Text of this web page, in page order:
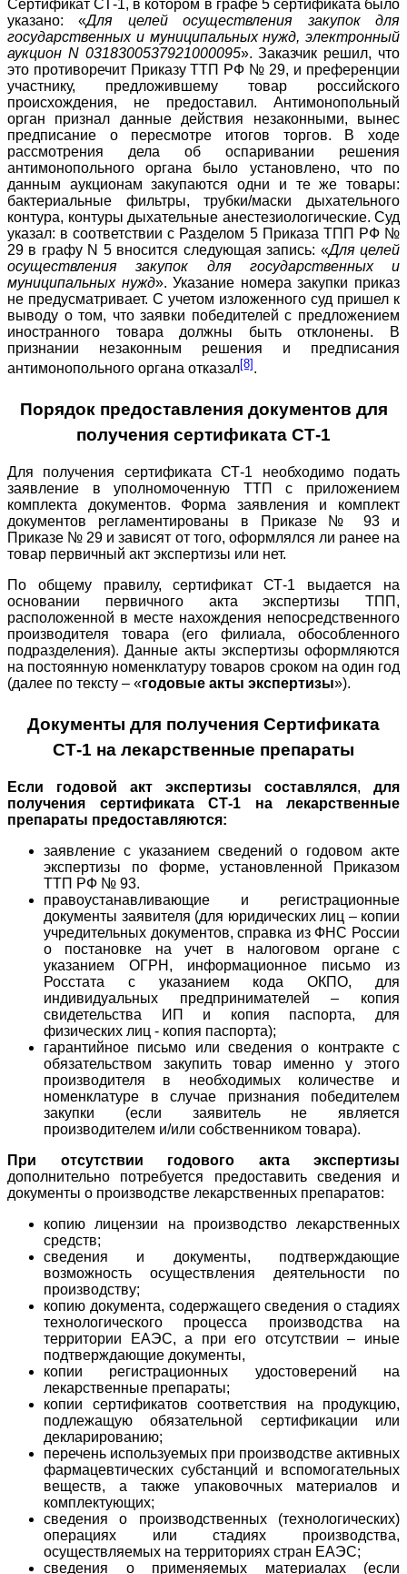
Сертификат СТ-1, в котором в графе 5 сертификата было
указано: «Для целей осуществления закупок для
государственных и муниципальных нужд, электронный
аукцион N 0318300537921000095». Заказчик решил, что
это противоречит Приказу ТТП РФ № 29, и преференции
участнику, предложившему товар российского
происхождения, не предоставил. Антимонопольный
орган признал данные действия незаконными, вынес
предписание о пересмотре итогов торгов. В ходе
рассмотрения дела об оспаривании решения
антимонопольного органа было установлено, что по
данным аукционам закупаются одни и те же товары:
бактериальные фильтры, трубки/маски дыхательного
контура, контуры дыхательные анестезиологические. Суд
указал: в соответствии с Разделом 5 Приказа ТПП РФ №
29 в графу N 5 вносится следующая запись: «Для целей
осуществления закупок для государственных и
муниципальных нужд». Указание номера закупки приказ
не предусматривает. С учетом изложенного суд пришел к
выводу о том, что заявки победителей с предложением
иностранного товара должны быть отклонены. В
признании незаконным решения и предписания
антимонопольного органа отказал[8].
Порядок предоставления документов для
получения сертификата СТ-1
Для получения сертификата СТ-1 необходимо подать
заявление в уполномоченную ТТП с приложением
комплекта документов. Форма заявления и комплект
документов регламентированы в Приказе № 93 и
Приказе № 29 и зависят от того, оформлялся ли ранее на
товар первичный акт экспертизы или нет.
По общему правилу, сертификат СТ-1 выдается на
основании первичного акта экспертизы ТПП,
расположенной в месте нахождения непосредственного
производителя товара (его филиала, обособленного
подразделения). Данные акты экспертизы оформляются
на постоянную номенклатуру товаров сроком на один год
(далее по тексту – «годовые акты экспертизы»).
Документы для получения Сертификата
СТ-1 на лекарственные препараты
Если годовой акт экспертизы составлялся, для
получения сертификата СТ-1 на лекарственные
препараты предоставляются:
заявление с указанием сведений о годовом акте
экспертизы по форме, установленной Приказом
ТТП РФ № 93.
правоустанавливающие и регистрационные
документы заявителя (для юридических лиц – копии
учредительных документов, справка из ФНС России
о постановке на учет в налоговом органе с
указанием ОГРН, информационное письмо из
Росстата с указанием кода ОКПО, для
индивидуальных предпринимателей – копия
свидетельства ИП и копия паспорта, для
физических лиц - копия паспорта);
гарантийное письмо или сведения о контракте с
обязательством закупить товар именно у этого
производителя в необходимых количестве и
номенклатуре в случае признания победителем
закупки (если заявитель не является
производителем и/или собственником товара).
При отсутствии годового акта
экспертизы
дополнительно потребуется предоставить сведения и
документы о производстве лекарственных препаратов:
копию лицензии на производство лекарственных
средств;
сведения и документы, подтверждающие
возможность осуществления деятельности по
производству;
копию документа, содержащего сведения о стадиях
технологического процесса производства на
территории ЕАЭС, а при его отсутствии – иные
подтверждающие документы,
копии регистрационных удостоверений на
лекарственные препараты;
копии сертификатов соответствия на продукцию,
подлежащую обязательной сертификации или
декларированию;
перечень используемых при производстве активных
фармацевтических субстанций и вспомогательных
веществ, а также упаковочных материалов и
комплектующих;
сведения о производственных (технологических)
операциях или стадиях производства,
осуществляемых на территориях стран ЕАЭС;
сведения о применяемых материалах (если